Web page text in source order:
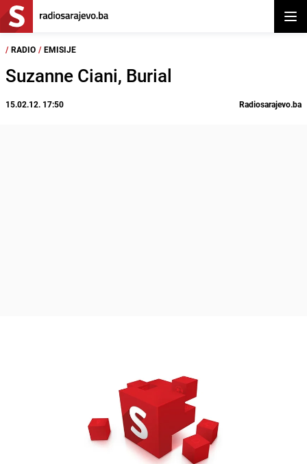
/ RADIO / EMISIJE
Suzanne Ciani, Burial
15.02.12. 17:50 Radiosarajevo.ba